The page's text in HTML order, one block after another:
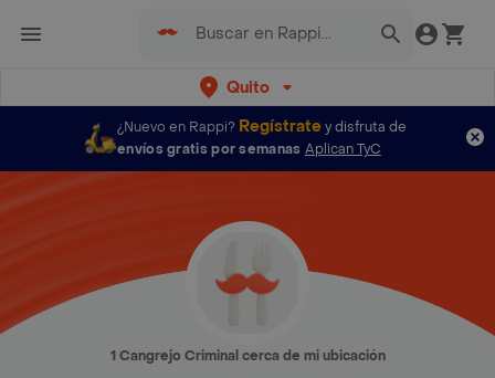
Quito
¿Nuevo en Rappi? Regístratey disfruta de
envíos gratis por semanas Aplican TyC
1 Cangrejo Criminal cerca de mi ubicación